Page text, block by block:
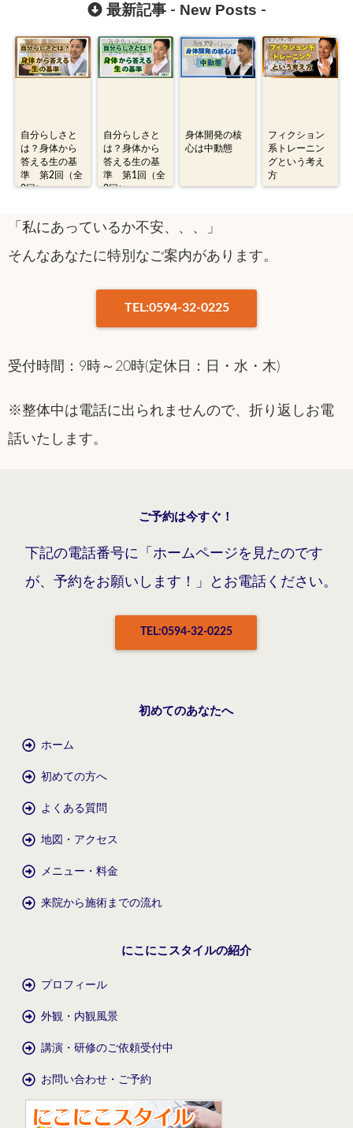
最新記事 - New Posts -
自分らしさと
は？身体から
答える生の基
準 第2回（全
2回）
自分らしさと
は？身体から
答える生の基
準 第1回（全
2回）
身体開発の核
心は中動態
フィクション
系トレーニン
グという考え
方
「私にあっているか不安、、、」
そんなあなたに特別なご案内があります。
TEL:0594-32-0225
受付時間：9時～20時(定休日：日・水・木)
※整体中は電話に出られませんので、折り返しお電
話いたします。
ご予約は今すぐ！
下記の電話番号に「ホームページを見たのです
が、予約をお願いします！」とお電話ください。
TEL:0594-32-0225
初めてのあなたへ
ホーム
初めての方へ
よくある質問
地図・アクセス
メニュー・料金
来院から施術までの流れ
にこにこスタイルの紹介
プロフィール
外観・内観風景
講演・研修のご依頼受付中
お問い合わせ・ご予約